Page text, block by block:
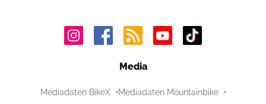
Media
Mediadaten BikeX Mediadaten Mountainbike